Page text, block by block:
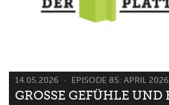
14.05.2026 EPISODE 85: APRIL 2026
GROSSE GEFÜHLE UND